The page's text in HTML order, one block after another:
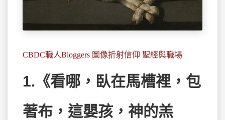
CBDC職人Bloggers 圖像折射信仰 聖經與職場
1.《看哪，臥在馬槽裡，包
著布，這嬰孩，神的羔